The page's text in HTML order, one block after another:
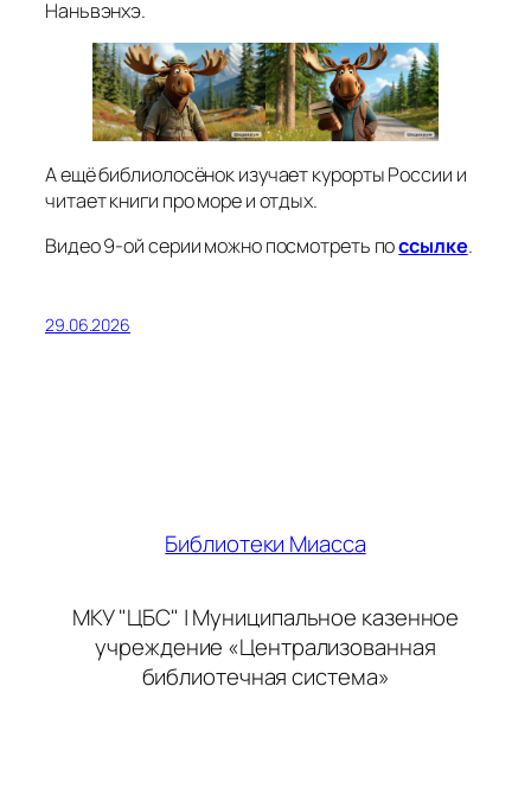
Наньвэнхэ.
А ещё библиолосёнок изучает курорты России и
читает книги про море и отдых.
Видео 9-ой серии можно посмотреть поссылке.
29.06.2026
Библиотеки Миасса
МКУ "ЦБС" | Муниципальное казенное
учреждение «Централизованная
библиотечная система»